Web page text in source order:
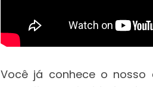
Você já conhece o